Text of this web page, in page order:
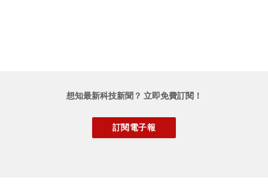
想知最新科技新聞？ 立即免費訂閱！